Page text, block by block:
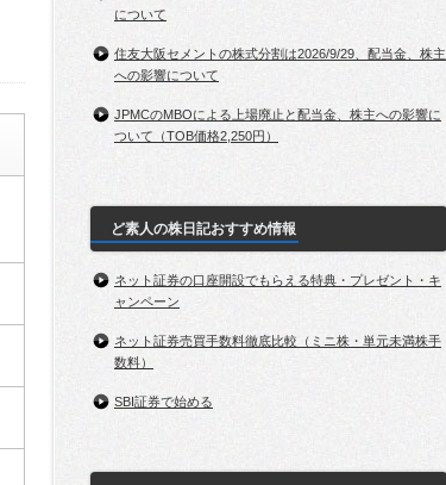
について
住友大阪セメントの株式分割は2026/9/29、配当金、株主
への影響について
JPMCのMBOによる上場廃止と配当金、株主への影響に
ついて（TOB価格2,250円）
ど素人の株日記おすすめ情報
ネット証券の口座開設でもらえる特典・プレゼント・キ
ャンペーン
ネット証券売買手数料徹底比較（ミニ株・単元未満株手
数料）
SBI証券で始める